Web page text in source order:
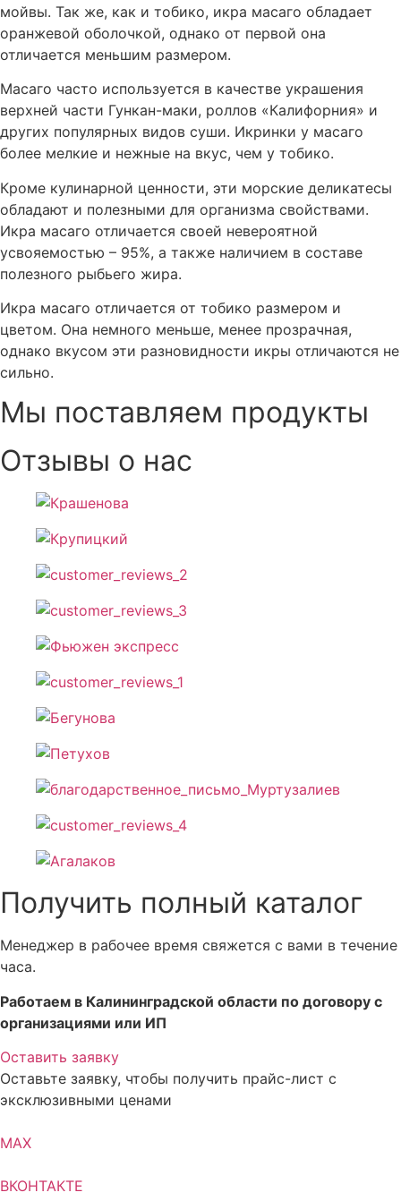
мойвы. Так же, как и тобико, икра масаго обладает
оранжевой оболочкой, однако от первой она
отличается меньшим размером.
Масаго часто используется в качестве украшения
верхней части Гункан-маки, роллов «Калифорния» и
других популярных видов суши. Икринки у масаго
более мелкие и нежные на вкус, чем у тобико.
Кроме кулинарной ценности, эти морские деликатесы
обладают и полезными для организма свойствами.
Икра масаго отличается своей невероятной
усвояемостью – 95%, а также наличием в составе
полезного рыбьего жира.
Икра масаго отличается от тобико размером и
цветом. Она немного меньше, менее прозрачная,
однако вкусом эти разновидности икры отличаются не
сильно.
Мы поставляем продукты
Отзывы о нас
Получить полный каталог
Менеджер в рабочее время свяжется с вами в течение
часа.
Работаем в Калининградской области по договору с
организациями или ИП
Оставить заявку
Оставьте заявку, чтобы получить прайс-лист с
эксклюзивными ценами
MAX
ВКОНТАКТЕ